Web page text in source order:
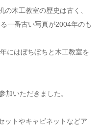
の木工教室の歴史は古く、
一番古い写真が2004年のも
にはぼちぼちと木工教室を
加いただきました。
ットやキャビネットなどア